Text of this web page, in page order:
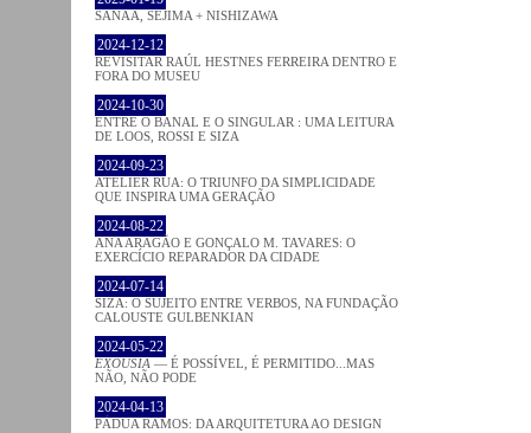
SANAA, SEJIMA + NISHIZAWA
2024-12-12
REVISITAR RAÚL HESTNES FERREIRA DENTRO E
FORA DO MUSEU
2024-10-30
ENTRE O BANAL E O SINGULAR : UMA LEITURA
DE LOOS, ROSSI E SIZA
2024-09-23
ATELIER RUA: O TRIUNFO DA SIMPLICIDADE
QUE INSPIRA UMA GERAÇÃO
2024-08-22
ANA ARAGÃO E GONÇALO M. TAVARES: O
EXERCÍCIO REPARADOR DA CIDADE
2024-07-14
SIZA: O SUJEITO ENTRE VERBOS, NA FUNDAÇÃO
CALOUSTE GULBENKIAN
2024-05-22
EXOUSIA — É POSSÍVEL, É PERMITIDO...MAS
NÃO, NÃO PODE
2024-04-13
PÁDUA RAMOS: DA ARQUITETURA AO DESIGN